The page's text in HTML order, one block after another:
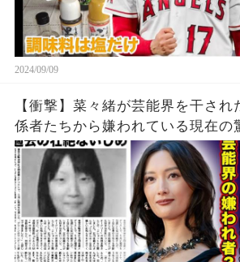
2024/09/09
【衝撃】菜々緒が芸能界を干され
係者たちから嫌われている現在の
い！！詐欺被害にまで遭っている
の壮絶ないじめに一同驚愕！！